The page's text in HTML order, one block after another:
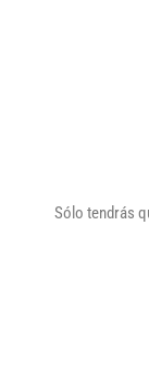
Sólo tendrás